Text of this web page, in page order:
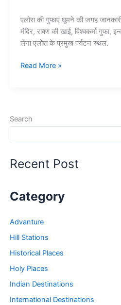
एलोरा की गुफाएं घूमने की जगह
मंदिर, रावण की खाई, विश्वकर्मा गुफा,
लेना एलोरा के प्रमुख पर्यटन स्थल.
एलोरा
जानकारी
in
Read More »
Search
Recent Post
Category
Advanture
Hill Stations
Historical Places
Holy Places
Indian Destinations
International Destinations